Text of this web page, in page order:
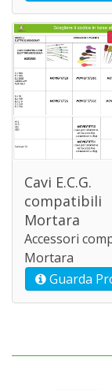
Cavi E.C.G.
compatibili
Mortara
Accessori
Mortara
Guarda